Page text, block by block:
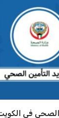
في الكويت